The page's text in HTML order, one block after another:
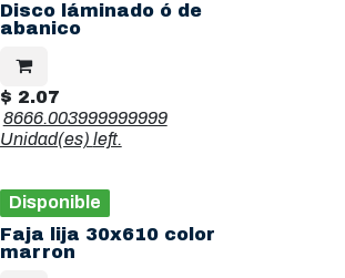
Disco láminado ó de
abanico
$ 2.07
8666.003999999999
Unidad(es) left.
Disponible
Faja lija 30x610 color
marron